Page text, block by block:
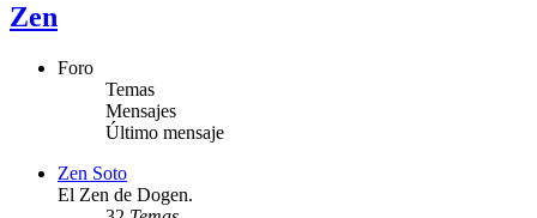
Zen
Foro
Temas
Mensajes
Último mensaje
Zen Soto
El Zen de Dogen.